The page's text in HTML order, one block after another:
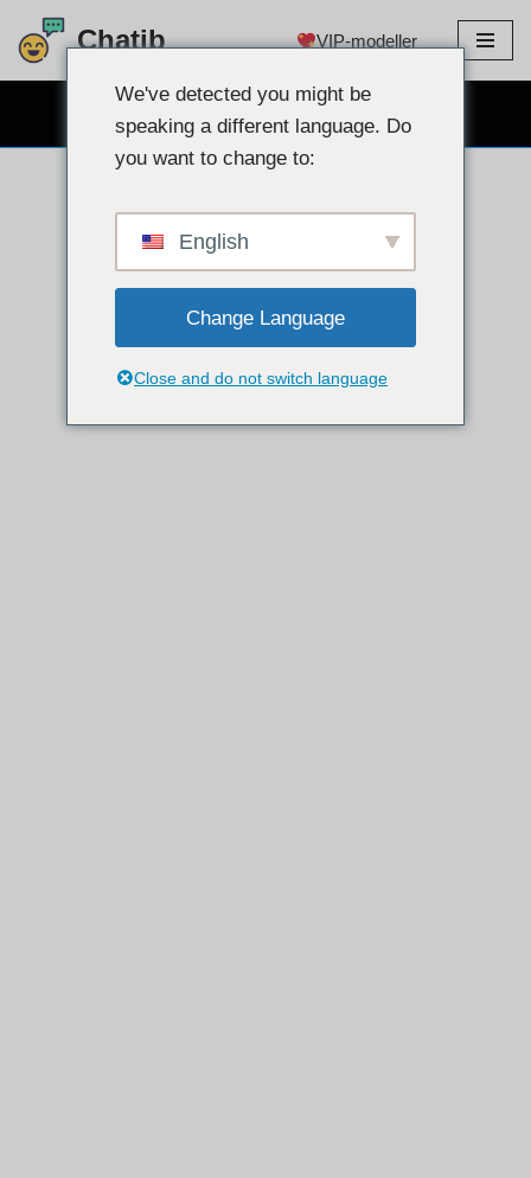
Hoppa
Chatib VIP-modeller
We've detected you might be
speaking a different language. Do
you want to change to:
English
Change Language
Close and do not switch language